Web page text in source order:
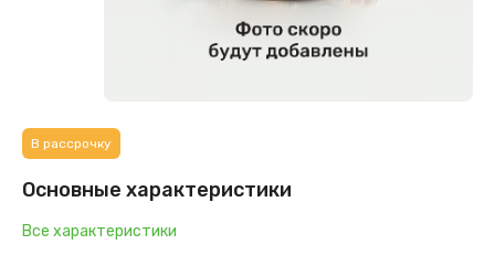
В рассрочку
Основные характеристики
Все характеристики